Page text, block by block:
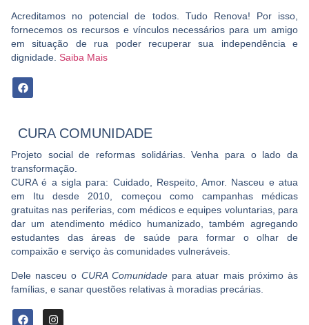
Acreditamos no potencial de todos. Tudo Renova! Por isso,
fornecemos os recursos e vínculos necessários para um amigo
em situação de rua poder recuperar sua independência e
dignidade. Saiba Mais
CURA COMUNIDADE
Projeto social de reformas solidárias. Venha para o lado da
transformação.
CURA é a sigla para: Cuidado, Respeito, Amor. Nasceu e atua
em Itu desde 2010, começou como campanhas médicas
gratuitas nas periferias, com médicos e equipes voluntarias, para
dar um atendimento médico humanizado, também agregando
estudantes das áreas de saúde para formar o olhar de
compaixão e serviço às comunidades vulneráveis.
Dele nasceu o CURA Comunidadepara atuar mais próximo às
famílias, e sanar questões relativas à moradias precárias.